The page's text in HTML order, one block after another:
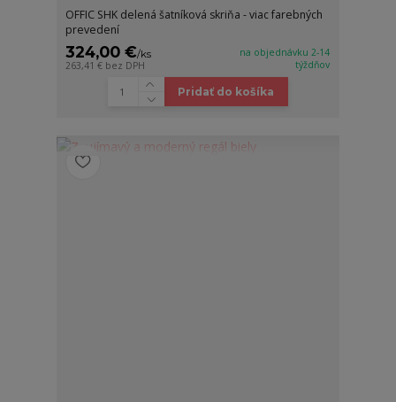
OFFIC SHK delená šatníková skriňa - viac farebných
prevedení
324,00 €/ks
263,41 € bez DPH
na objednávku 2-14
týždňov
Pridať do košíka